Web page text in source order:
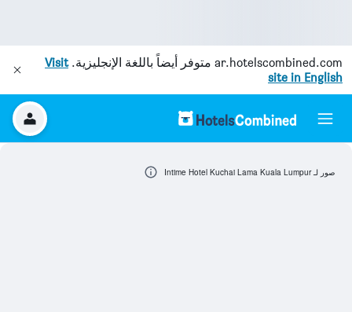
ar.hotelscombined.com متوفر أيضاً باللغة الإنجليزية.Visit
site in English
صور لـ Intime Hotel Kuchai Lama Kuala Lumpur